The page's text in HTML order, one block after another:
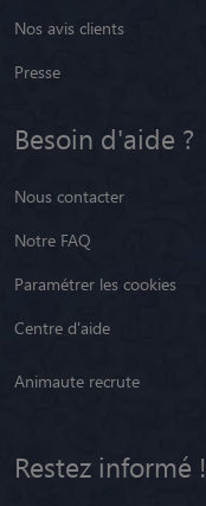
Nos avis clients
Presse
Besoin d'aide ?
Nous contacter
Notre FAQ
Paramétrer les cookies
Centre d'aide
Animaute recrute
Restez informé !